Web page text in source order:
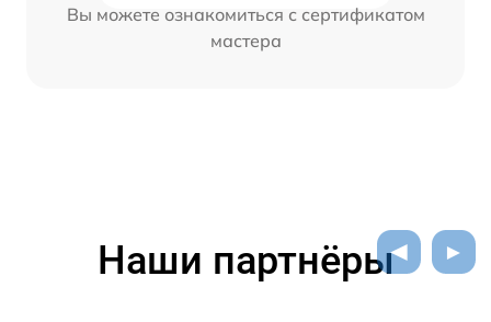
Вы можете ознакомиться с сертификатом
мастера
Наши партнёры